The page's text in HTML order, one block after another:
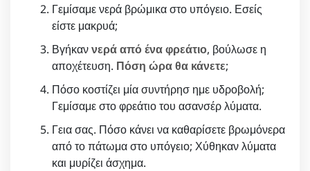
Γεμίσαμε νερά βρώμικα στο υπόγειο. Εσείς
είστε μακρυά;
Βγήκαννερά από ένα φρεάτιο, βούλωσε η
αποχέτευση. Πόση ώρα θα κάνετε;
Πόσο κοστίζει μία συντήρησ ημε υδροβολή;
Γεμίσαμε στο φρεάτιο του ασανσέρ λύματα.
Γεια σας. Πόσο κάνει να καθαρίσετε βρωμόνερα
από το πάτωμα στο υπόγειο; Χύθηκαν λύματα
και μυρίζει άσχημα.